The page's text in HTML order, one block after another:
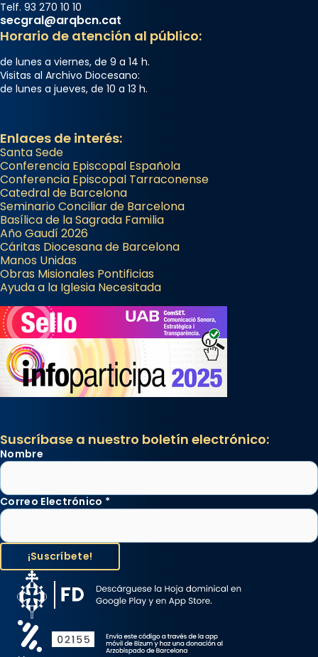
Telf. 93 270 10 10
secgral@arqbcn.cat
Horario de atención al público:
de lunes a viernes, de 9 a 14 h.
Visitas al Archivo Diocesano:
de lunes a jueves, de 10 a 13 h.
Enlaces de interés:
Santa Sede
Conferencia Episcopal Española
Conferencia Episcopal Tarraconense
Catedral de Barcelona
Seminario Conciliar de Barcelona
Basílica de la Sagrada Familia
Año Gaudí 2026
Cáritas Diocesana de Barcelona
Manos Unidas
Obras Misionales Pontificias
Ayuda a la Iglesia Necesitada
Suscríbase a nuestro boletín electrónico:
Nombre
Correo Electrónico *